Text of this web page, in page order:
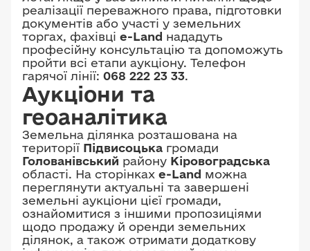
реалізації переважного права, підготовки
документів або участі у земельних
торгах, фахівці e-Land нададуть
професійну консультацію та допоможуть
пройти всі етапи аукціону. Телефон
гарячої лінії: 068 222 23 33.
Аукціони та
геоаналітика
Земельна ділянка розташована на
території Підвисоцька громади
Голованівський району Кіровоградська
області. На сторінках e-Land можна
переглянути актуальні та завершені
земельні аукціони цієї громади,
ознайомитися з іншими пропозиціями
щодо продажу й оренди земельних
ділянок, а також отримати додаткову